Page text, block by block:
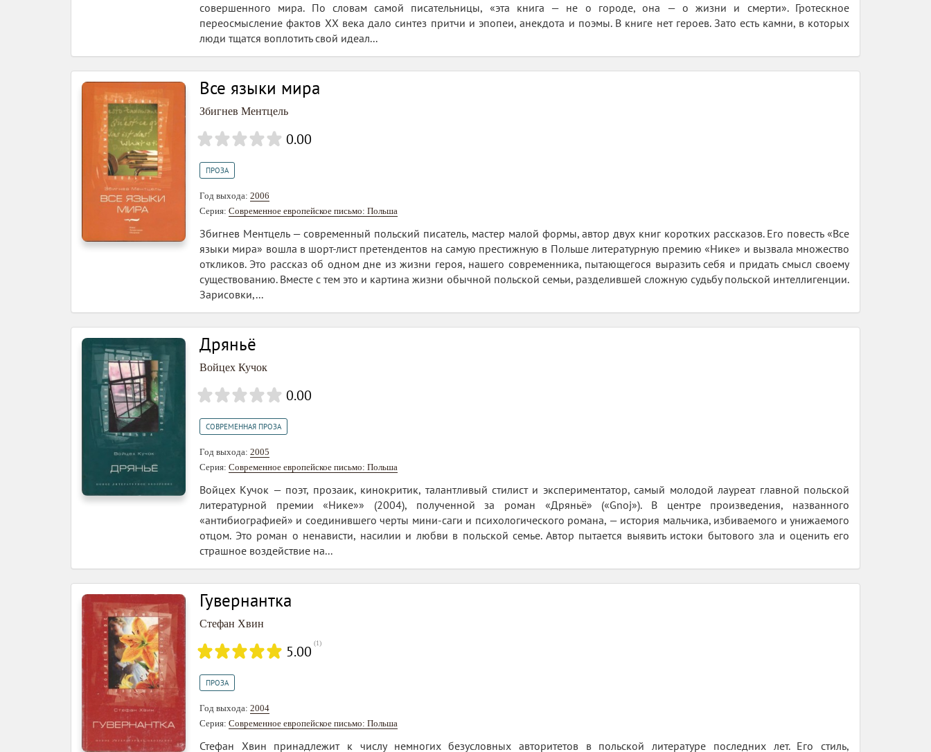
совершенного мира. По словам самой писательницы, «эта книга — не о городе, она — о жизни и смерти». Гротескное
переосмысление фактов XX века дало синтез притчи и эпопеи, анекдота и поэмы. В книге нет героев. Зато есть камни, в которых
люди тщатся воплотить свой идеал...
Все языки мира
Збигнев Ментцель
0.00
ПРОЗА
Год выхода: 2006
Серия: Современное европейское письмо: Польша
Збигнев Ментцель — современный польский писатель, мастер малой формы, автор двух книг коротких рассказов. Его повесть «Все
языки мира» вошла в шорт-лист претендентов на самую престижную в Польше литературную премию «Нике» и вызвала множество
откликов. Это рассказ об одном дне из жизни героя, нашего современника, пытающегося выразить себя и придать смысл своему
существованию. Вместе с тем это и картина жизни обычной польской семьи, разделившей сложную судьбу польской интеллигенции.
Зарисовки,...
Дряньё
Войцех Кучок
0.00
СОВРЕМЕННАЯ ПРОЗА
Год выхода: 2005
Серия: Современное европейское письмо: Польша
Войцех Кучок — поэт, прозаик, кинокритик, талантливый стилист и экспериментатор, самый молодой лауреат главной польской
литературной премии «Нике»» (2004), полученной за роман «Дряньё» («Gnoj»). В центре произведения, названного
«антибиографией» и соединившего черты мини-саги и психологического романа, — история мальчика, избиваемого и унижаемого
отцом. Это роман о ненависти, насилии и любви в польской семье. Автор пытается выявить истоки бытового зла и оценить его
страшное воздействие на...
Гувернантка
Стефан Хвин
5.00 (1)
ПРОЗА
Год выхода: 2004
Серия: Современное европейское письмо: Польша
Стефан Хвин принадлежит к числу немногих безусловных авторитетов в польской литературе последних лет. Его стиль,